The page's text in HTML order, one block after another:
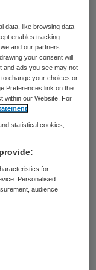
van
keer zo
van het
ZorgVisie.
over de
Het
kiezen wie
worden.
pgb’s
Sap in
data, like browsing data
enables tracking
and our partners
your consent will
and ads you see may not
change your choices or
Preferences link on the
within our Website. For
statistical cookies,
for
Personalised
audience